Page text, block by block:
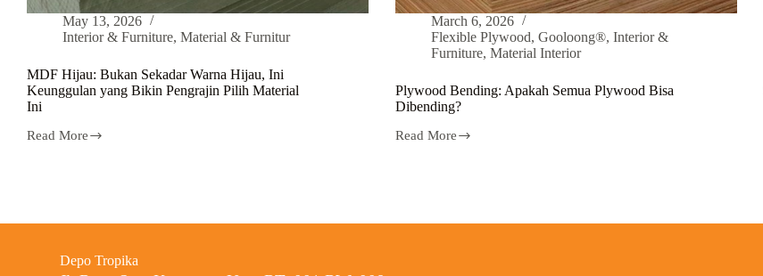
May 13, 2026
Interior & Furniture, Material & Furnitur
MDF Hijau: Bukan Sekadar Warna Hijau, Ini
Keunggulan yang Bikin Pengrajin Pilih Material
Ini
Read More
March 6, 2026
Flexible Plywood,Gooloong®,Interior &
Furniture,Material Interior
Plywood Bending: Apakah Semua Plywood Bisa
Dibending?
Read More
Depo Tropika